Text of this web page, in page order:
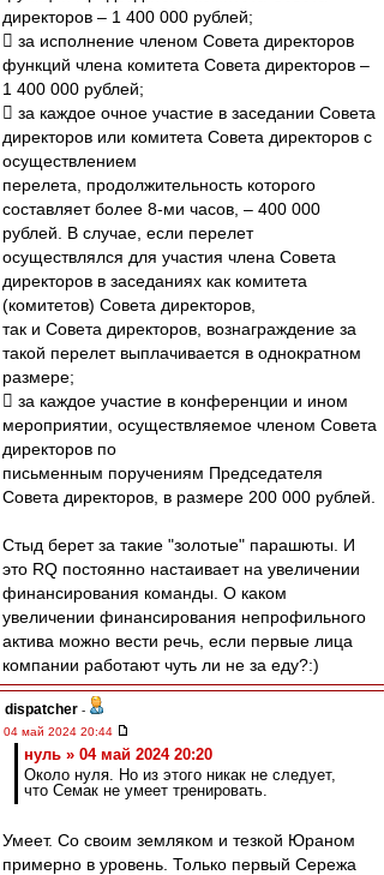
директоров – 1 400 000 рублей;
 за исполнение членом Совета директоров
функций члена комитета Совета директоров –
1 400 000 рублей;
 за каждое очное участие в заседании Совета
директоров или комитета Совета директоров с
осуществлением
перелета, продолжительность которого
составляет более 8-ми часов, – 400 000
рублей. В случае, если перелет
осуществлялся для участия члена Совета
директоров в заседаниях как комитета
(комитетов) Совета директоров,
так и Совета директоров, вознаграждение за
такой перелет выплачивается в однократном
размере;
 за каждое участие в конференции и ином
мероприятии, осуществляемое членом Совета
директоров по
письменным поручениям Председателя
Совета директоров, в размере 200 000 рублей.
Стыд берет за такие "золотые" парашюты. И
это RQ постоянно настаивает на увеличении
финансирования команды. О каком
увеличении финансирования непрофильного
актива можно вести речь, если первые лица
компании работают чуть ли не за еду?:)
dispatcher -
04 май 2024 20:44
нуль » 04 май 2024 20:20
Около нуля. Но из этого никак не следует,
что Семак не умеет тренировать.
Умеет. Со своим земляком и тезкой Юраном
примерно в уровень. Только первый Сережа